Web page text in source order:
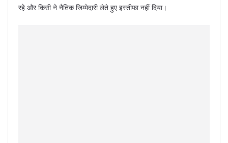
रहे और किसी ने नैतिक जिम्मेदारी लेते हुए इस्तीफा नहीं दिया।